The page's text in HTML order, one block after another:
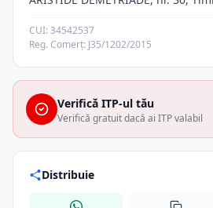
CUI: 34542537
Reg. Comerț: J35/1202/2015
Verifică ITP-ul tău
Verifică gratuit dacă ai ITP valabil
Distribuie